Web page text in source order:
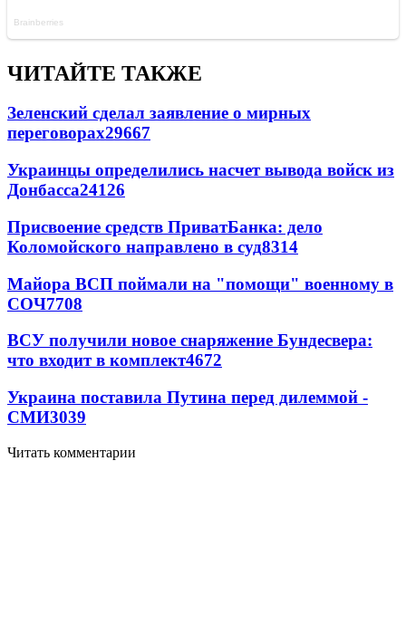
ЧИТАЙТЕ ТАКЖЕ
Зеленский сделал заявление о мирных
переговорах29667
Украинцы определились насчет вывода войск из
Донбасса24126
Присвоение средств ПриватБанка: дело
Коломойского направлено в суд8314
Майора ВСП поймали на "помощи" военному в
СОЧ7708
ВСУ получили новое снаряжение Бундесвера:
что входит в комплект4672
Украина поставила Путина перед дилеммой -
СМИ3039
Читать комментарии